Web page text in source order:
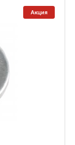
Акция